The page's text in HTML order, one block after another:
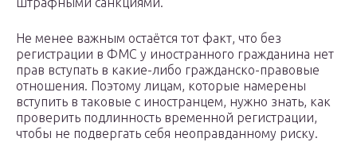
Не менее важным остаётся тот факт, что без
регистрации в ФМС у иностранного гражданина нет
прав вступать в какие-либо гражданско-правовые
отношения. Поэтому лицам, которые намерены
вступить в таковые с иностранцем, нужно знать, как
проверить подлинность временной регистрации,
чтобы не подвергать себя неоправданному риску.